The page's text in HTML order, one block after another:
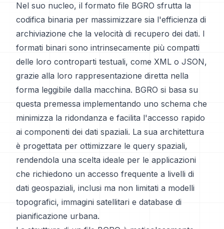
Nel suo nucleo, il formato file BGRO sfrutta la
codifica binaria per massimizzare sia l'efficienza di
archiviazione che la velocità di recupero dei dati. I
formati binari sono intrinsecamente più compatti
delle loro controparti testuali, come XML o JSON,
grazie alla loro rappresentazione diretta nella
forma leggibile dalla macchina. BGRO si basa su
questa premessa implementando uno schema che
minimizza la ridondanza e facilita l'accesso rapido
ai componenti dei dati spaziali. La sua architettura
è progettata per ottimizzare le query spaziali,
rendendola una scelta ideale per le applicazioni
che richiedono un accesso frequente a livelli di
dati geospaziali, inclusi ma non limitati a modelli
topografici, immagini satellitari e database di
pianificazione urbana.